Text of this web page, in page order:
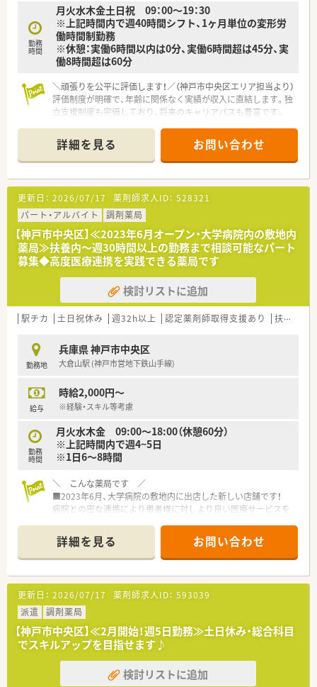
勤務
時間
月火水木金土日祝 09：00～19：30
※上記時間内で週40時間シフト、1ヶ月単位の変形労
働時間制勤務
※休憩：実働6時間以内は0分、実働6時間超は45分、実
働8時間超は60分
＼頑張りを公平に評価します！／（神戸市中央区エリア担当より）
評価制度が明確で、年齢に関係なく実績が収入に直結します。独
立支援制度も完備しており、将来のキャリアパスも豊富です。
【店舗情報と応需状況について】
■最寄り駅から徒歩3分のアーケード内に位置しており、雨の日
でも濡れずに快適な通勤が可能な好立地の店舗です。
■主に小児科や眼科からの処方箋を1日30〜40枚ほど応需して
おり、専門的な知識を深められる環境が整っています。
■処方箋の応需に加えて、充実した日用品や一般用医薬品を取り
揃えており、幅広い地域住民のニーズに応えています。
【法人特徴について】
■大規模なチェーン事業を展開する安定した企業基盤を持ち、そ
の長年培ったノウハウを調剤薬局運営に活かしています。
■後継者問題に悩む薬局の事業継承サポートも積極的に行って
おり、地域医療の維持と拡大に貢献し続ける成長企業です。
■現場と本部の距離が近く、個々の意見が通りやすい風通しの良
い社風であり、アットホームな雰囲気の中で働けます。
【求人情報について】
■正社員としてご勤務いただける方を募集しており、ご経験やス
キルに応じて年収600万円までの高水準な提示が可能です。
と体を休めながらメリハリをつけてご勤務いただけます。
■営業時間は毎日9時から19時30分までとなっており、シフト制
【こんな方が活躍中】
■調剤未経験からスタートした若手薬剤師も、充実した研修と先
■仕事と家庭の両立を目指すママさん薬剤師も、有給休暇の取り
やすさや柔軟なシフトのおかげでイキイキと働いています。
■将来の独立という明確な目標を持つ薬剤師が、経営ノウハウを
す。
詳細を見る お問い合わせ
更新日： 2026/07/17 薬剤師求人ID： 528321
パート・アルバイト
調剤薬局
【神戸市中央区】≪2023年6月オープン・大学病院内の敷地内
薬局≫扶養内～週30時間以上の勤務まで相談可能なパート
募集◆高度医療連携を実践できる薬局です
検討リストに追加
駅チカ 土日祝休み 週32h以上 認定薬剤師取得支援あり 扶養内勤務OK
勤務地
兵庫県 神戸市中央区
大倉山駅 (神戸市営地下鉄山手線)
給与
時給2,000円～
※経験・スキル等考慮
勤務
時間
月火水木金 09:00～18:00（休憩60分）
※上記時間内で週4~5日
※1日6～8時間
＼ こんな薬局です ／
■2023年6月、大学病院の敷地内に出店した新しい店舗です！
病院との密な連携により患者様に対しより良い医療サービスを
■平日18時まで！土日祝お休み予定のワークライフバランスの
取りやすい店舗
■オープニングスタッフとして薬局の立上げ業務から携われる
環境です！
＼休日休暇・福利厚生について／
■年間休日は113日、半日＋半日で1日休みというカウントはせ
ず、1日単位でのお休みです。
■産前・産後休暇・育児休暇（子が最長2歳まで）の他、介護休暇・
看護休暇などございます。
■時短勤務はお子様が小学校を卒業するまで利用可能です。
■会社都合でのご自宅からの通勤ができない場合は、社宅制度
詳細を見る お問い合わせ
更新日： 2026/07/17 薬剤師求人ID： 593039
派遣
調剤薬局
【神戸市中央区】≪2月開始！週5日勤務≫土日休み・総合科目
でスキルアップを目指せます♪
検討リストに追加